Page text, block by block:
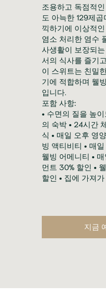
조용하고 독점적
도 아늑한 129제
끽하기에 이상적
염소 처리한 염수
사생활이 보장되
서의 식사를 즐기
이 스위트는 친밀
기에 적합하며 웰
입니다.
포함 사항:
• 수면의 질을 높
의 숙박 • 24시간
식 • 매일 오후 영
빙 액티비티 • 매
웰빙 어메니티 •
먼트 30% 할인 •
할인 • 집에 가져
지금